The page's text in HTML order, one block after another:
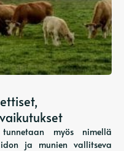
myös nimellä
ja munien vallitseva